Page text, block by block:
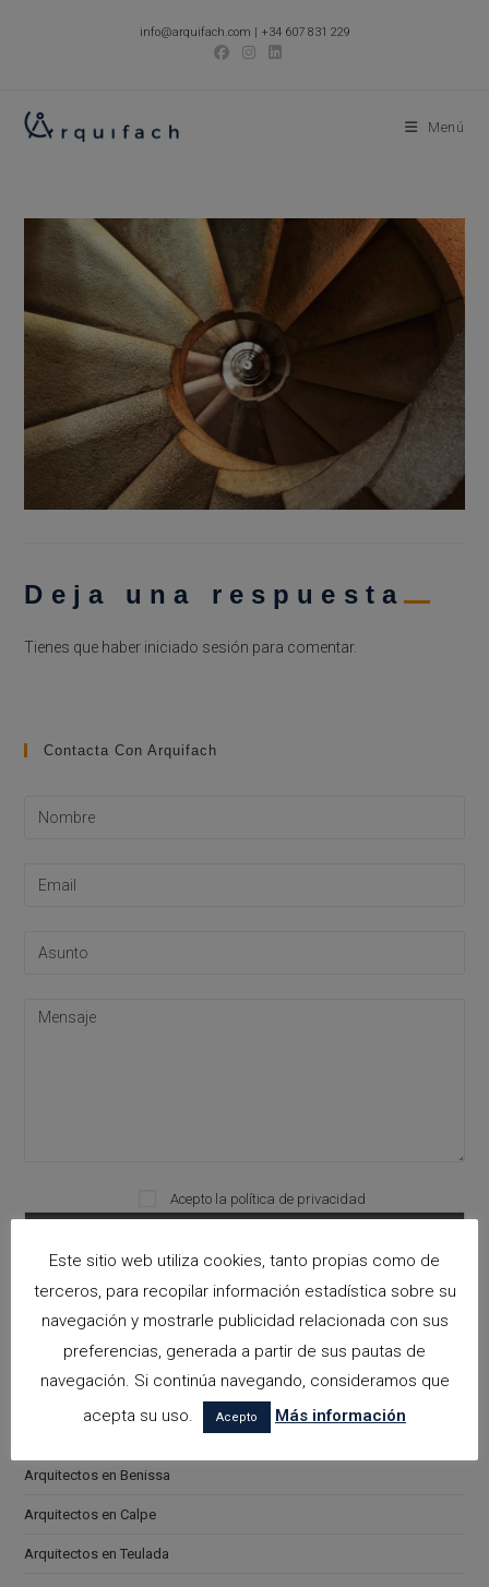
info@arquifach.com | +34 607 831 229
Menú
Deja una respuesta
Tienes que haber iniciado sesión para comentar.
Contacta Con Arquifach
Please leave this field empty.
Acepto la política de privacidad
arquitectora espacios biofilicos
Arquitectos en Benissa
Arquitectos en Calpe
Arquitectos en Teulada
Este sitio web utiliza cookies, tanto propias como de
terceros, para recopilar información estadística sobre su
navegación y mostrarle publicidad relacionada con sus
preferencias, generada a partir de sus pautas de
navegación. Si continúa navegando, consideramos que
acepta su uso.
Acepto Más información